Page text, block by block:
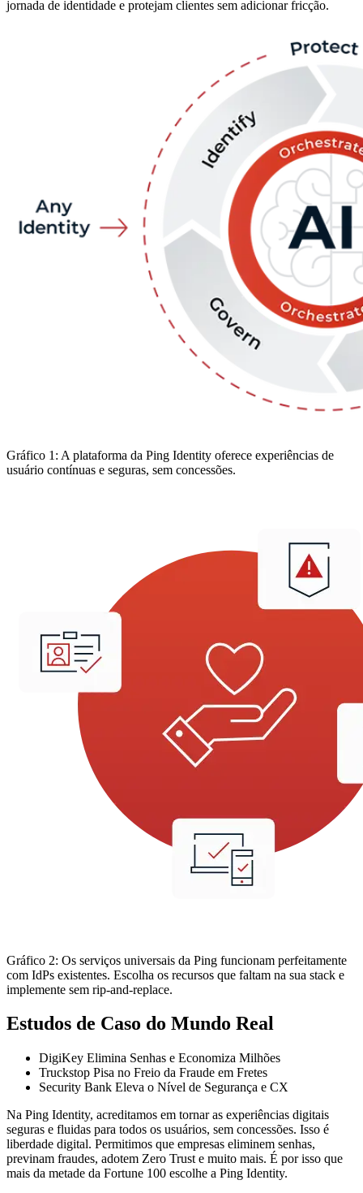
jornada de identidade e protejam clientes sem adicionar fricção.
Gráfico 1: A plataforma da Ping Identity oferece experiências de
usuário contínuas e seguras, sem concessões.
Gráfico 2: Os serviços universais da Ping funcionam perfeitamente
com IdPs existentes. Escolha os recursos que faltam na sua stack e
implemente sem rip-and-replace.
Estudos de Caso do Mundo Real
DigiKey Elimina Senhas e Economiza Milhões
Truckstop Pisa no Freio da Fraude em Fretes
Security Bank Eleva o Nível de Segurança e CX
Na Ping Identity, acreditamos em tornar as experiências digitais
seguras e fluidas para todos os usuários, sem concessões. Isso é
liberdade digital. Permitimos que empresas eliminem senhas,
previnam fraudes, adotem Zero Trust e muito mais. É por isso que
mais da metade da Fortune 100 escolhe a Ping Identity.